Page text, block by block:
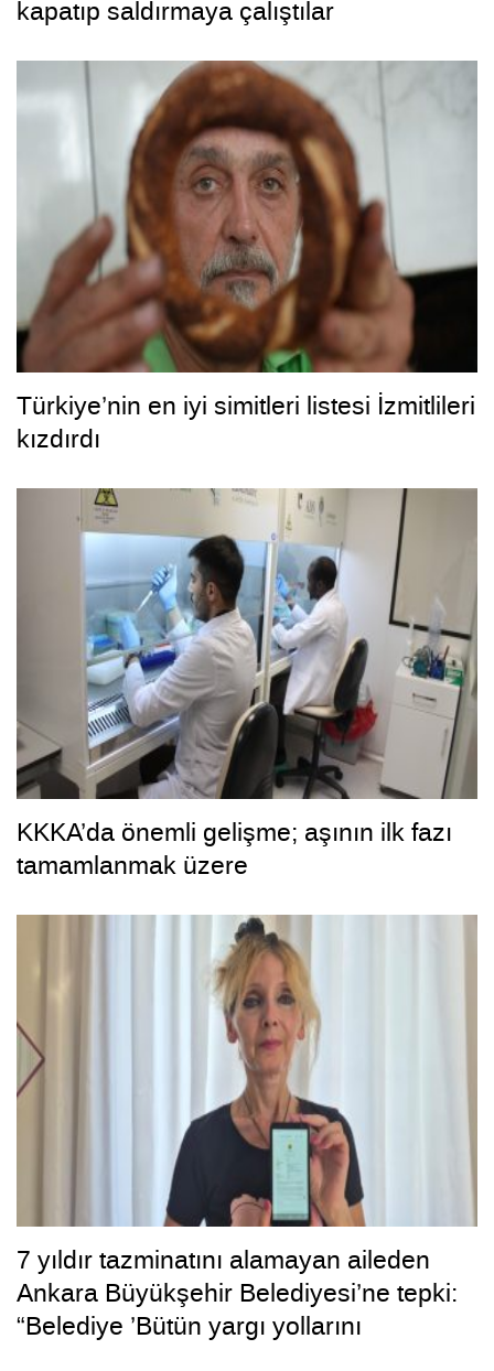
kapatıp saldırmaya çalıştılar
Türkiye’nin en iyi simitleri listesi İzmitlileri
kızdırdı
KKKA’da önemli gelişme; aşının ilk fazı
tamamlanmak üzere
7 yıldır tazminatını alamayan aileden
Ankara Büyükşehir Belediyesi’ne tepki:
“Belediye ’Bütün yargı yollarını